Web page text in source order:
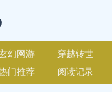
幻网游
穿越转世
门推荐 阅读记录